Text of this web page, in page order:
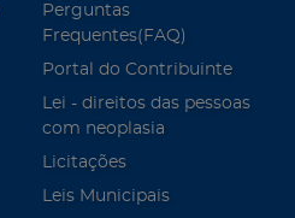
Perguntas
Frequentes(FAQ)
Portal do Contribuinte
Lei - direitos das pessoas
com neoplasia
Licitações
Leis Municipais